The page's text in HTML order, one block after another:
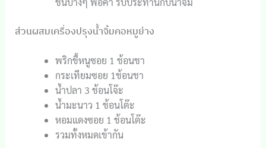
ส่วนผสมเครื่องปรุงน้ำจิ้มคอหมูย่าง
พริกขี้หนูซอย 1 ช้อนชา
กระเทียมซอย 1ช้อนชา
น้ำปลา 3 ช้อนโจ๊ะ
น้ำมะนาว 1 ช้อนโต๊ะ
หอมแดงซอย 1 ช้อนโต๊ะ
รวมทั้งหมดเข้ากัน